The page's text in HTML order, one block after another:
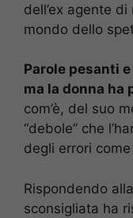
dell’ex agente
mondo dello
Parole pesanti
ma la donna ha
com’è, del suo
“debole” che
degli errori
Rispondendo
sconsigliata ha